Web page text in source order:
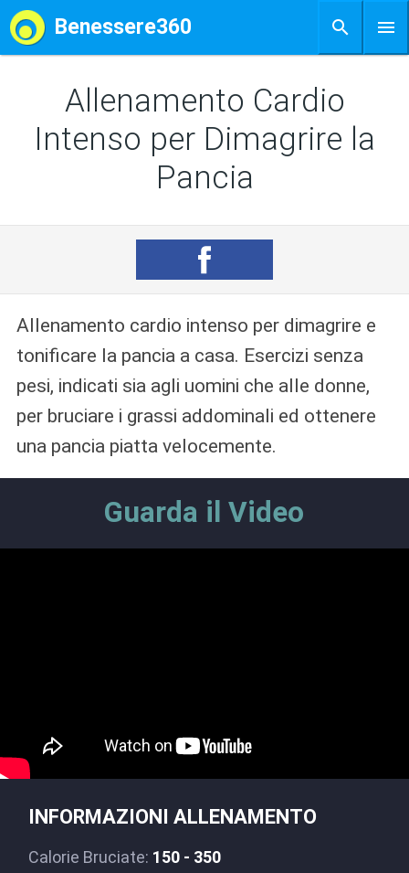
Allenamento Cardio
Intenso per Dimagrire la
Pancia
Allenamento cardio intenso per dimagrire e
tonificare la pancia a casa. Esercizi senza
pesi, indicati sia agli uomini che alle donne,
per bruciare i grassi addominali ed ottenere
una pancia piatta velocemente.
Guarda il Video
INFORMAZIONI ALLENAMENTO
Calorie Bruciate: 150 - 350
Benessere360